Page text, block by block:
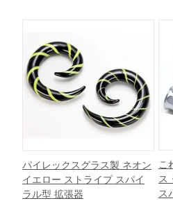
パイレックスグラス製 ネオン
イエロー ストライプ スパイ
ラル型 拡張器
こ
ス
ス